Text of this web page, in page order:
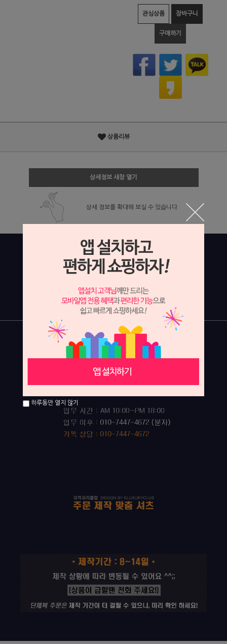
관심상품 장바구니
구매하기
상품리뷰
상세정보 새창 열기
상세 정보를 확대해 보실 수 있습니다.
하루동안 열지 않기